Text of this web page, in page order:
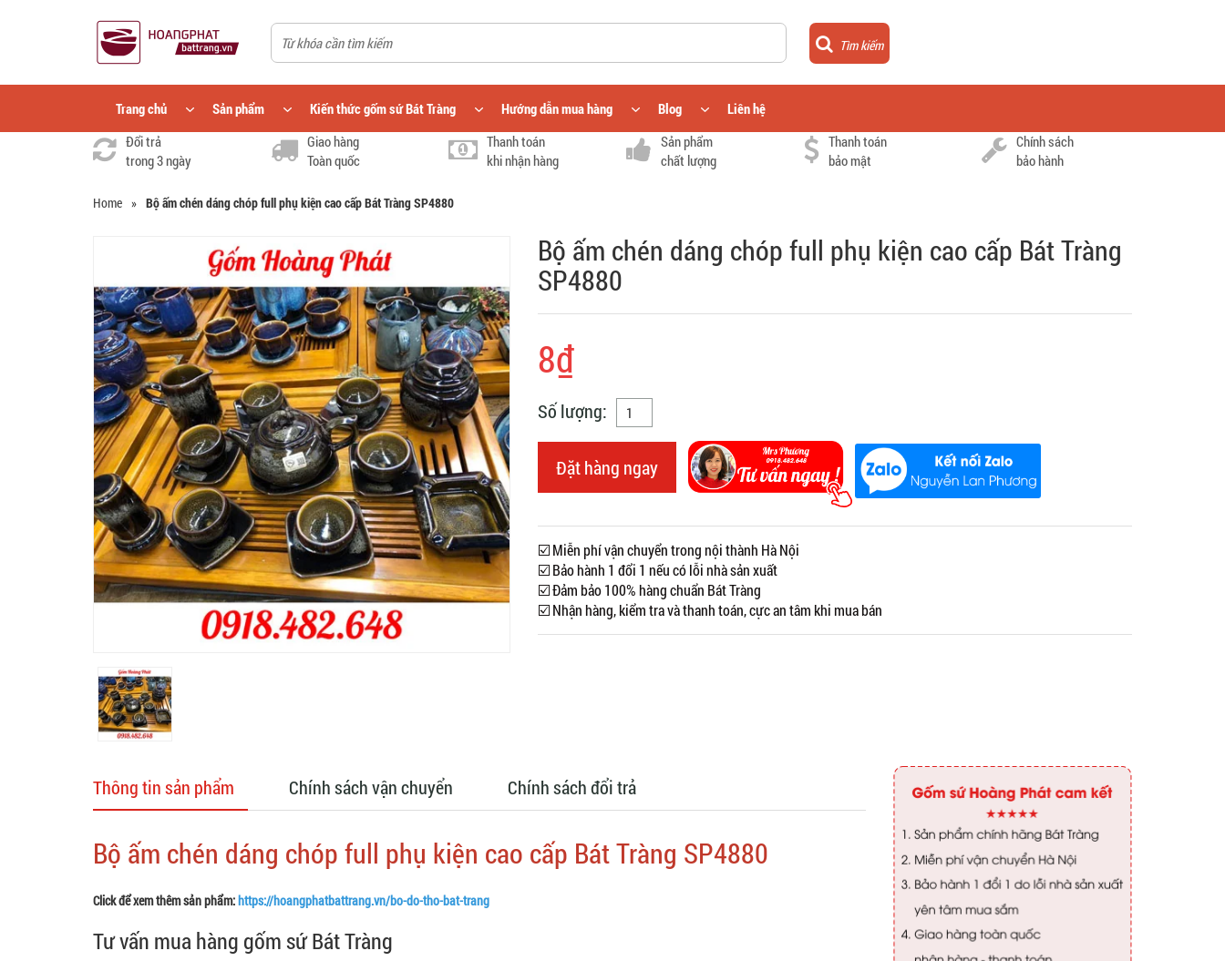
Tìm kiếm
Trang chủ Sản phẩm Kiến thức gốm sứ Bát Tràng Hướng dẫn mua hàng Blog
Liên hệ
Đổi trả
trong 3 ngày
Giao hàng
Toàn quốc
Thanh toán
khi nhận hàng
Sản phẩm
chất lượng
Thanh toán
bảo mật
Chính sách
bảo hành
Home » Bộ ấm chén dáng chóp full phụ kiện cao cấp Bát Tràng SP4880
Bộ ấm chén dáng chóp full phụ kiện cao cấp Bát Tràng
SP4880
8₫
Số lượng:
Đặt hàng ngay
☑️ Miễn phí vận chuyển trong nội thành Hà Nội
☑️ Bảo hành 1 đổi 1 nếu có lỗi nhà sản xuất
☑️ Đảm bảo 100% hàng chuẩn Bát Tràng
☑️ Nhận hàng, kiểm tra và thanh toán, cực an tâm khi mua bán
Thông tin sản phẩm Chính sách vận chuyển Chính sách đổi trả
Bộ ấm chén dáng chóp full phụ kiện cao cấp Bát Tràng SP4880
Click để xem thêm sản phẩm:https://hoangphatbattrang.vn/bo-do-tho-bat-trang
Tư vấn mua hàng gốm sứ Bát Tràng